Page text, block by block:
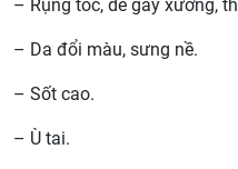
– Rụng tóc, dễ gãy xương,
– Da đổi màu, sưng nề.
– Sốt cao.
– Ù tai.